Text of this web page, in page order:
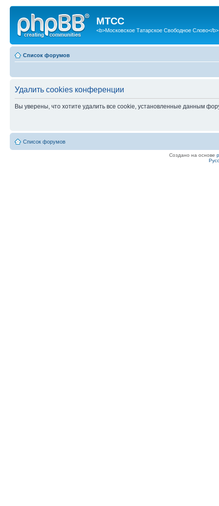
МТСС
<b>Московское Татарское Свободное Слово</b>
Список форумов
Удалить cookies конференции
Вы уверены, что хотите удалить все cookie, установленные данным
Список форумов
Создано на основе